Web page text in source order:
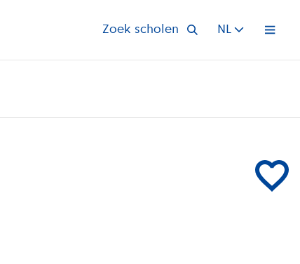
Zoek scholen NL Open
Voeg